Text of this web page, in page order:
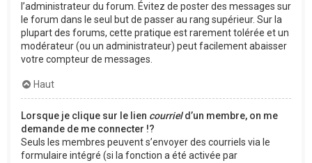
l’administrateur du forum. Évitez de poster des messages sur
le forum dans le seul but de passer au rang supérieur. Sur la
plupart des forums, cette pratique est rarement tolérée et un
modérateur (ou un administrateur) peut facilement abaisser
votre compteur de messages.
Haut
Lorsque je clique sur le lien courrield’un membre, on me
demande de me connecter !?
Seuls les membres peuvent s’envoyer des courriels via le
formulaire intégré (si la fonction a été activée par